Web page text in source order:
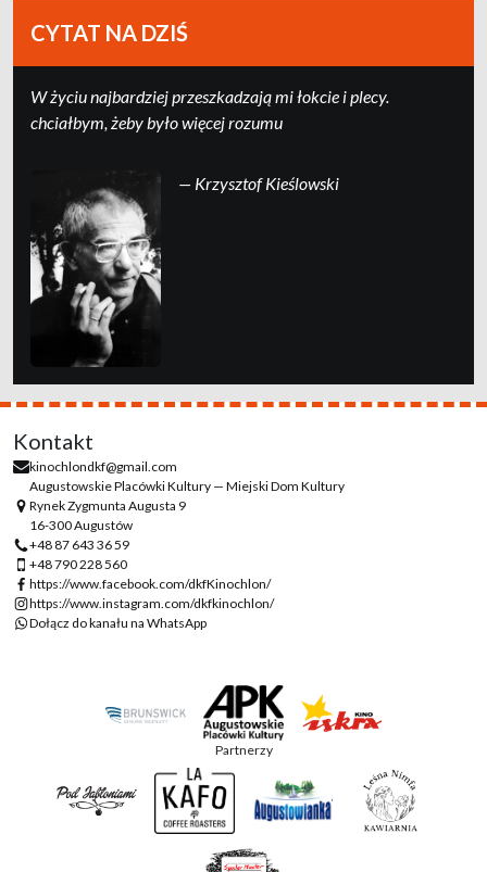
CYTAT NA DZIŚ
W życiu najbardziej przeszkadzają mi łokcie i plecy.
chciałbym, żeby było więcej rozumu
— Krzysztof Kieślowski
Kontakt
kinochlondkf@gmail.com
Augustowskie Placówki Kultury — Miejski Dom Kultury
Rynek Zygmunta Augusta 9
16-300 Augustów
+48 87 643 36 59
+48 790 228 560
https://www.facebook.com/dkfKinochlon/
https://www.instagram.com/dkfkinochlon/
Dołącz do kanału na WhatsApp
Partnerzy